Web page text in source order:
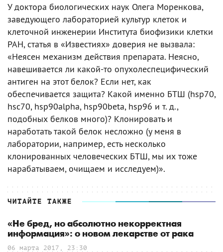
У доктора биологических наук Олега Моренкова,
заведующего лабораторией культур клеток и
клеточной инженерии Института биофизики клетки
РАН, статья в «Известиях» доверия не вызвала:
«Неясен механизм действия препарата. Неясно,
навешивается ли какой-то опухолеспецифический
антиген на этот белок? Если нет, как
обеспечивается защита? Какой именно БТШ (hsp70,
hsc70, hsp90alpha, hsp90beta, hsp96 и т. д.,
подобных белков много)? Клонировать и
наработать такой белок несложно (у меня в
лаборатории, например, есть несколько
клонированных человеческих БТШ, мы их тоже
нарабатываем, очищаем и исследуем)».
ЧИТАЙТЕ ТАКЖЕ
«Не бред, но абсолютно некорректная
информация»: о новом лекарстве от рака
06 марта 2017, 23:30